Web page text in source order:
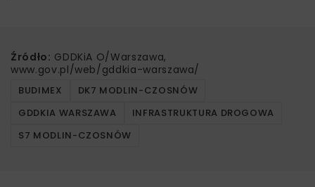
Źródło: GDDKiA O/Warszawa,
www.gov.pl/web/gddkia-warszawa/
BUDIMEX
DK7 MODLIN-CZOSNÓW
GDDKIA WARSZAWA
INFRASTRUKTURA DROGOWA
S7 MODLIN-CZOSNÓW